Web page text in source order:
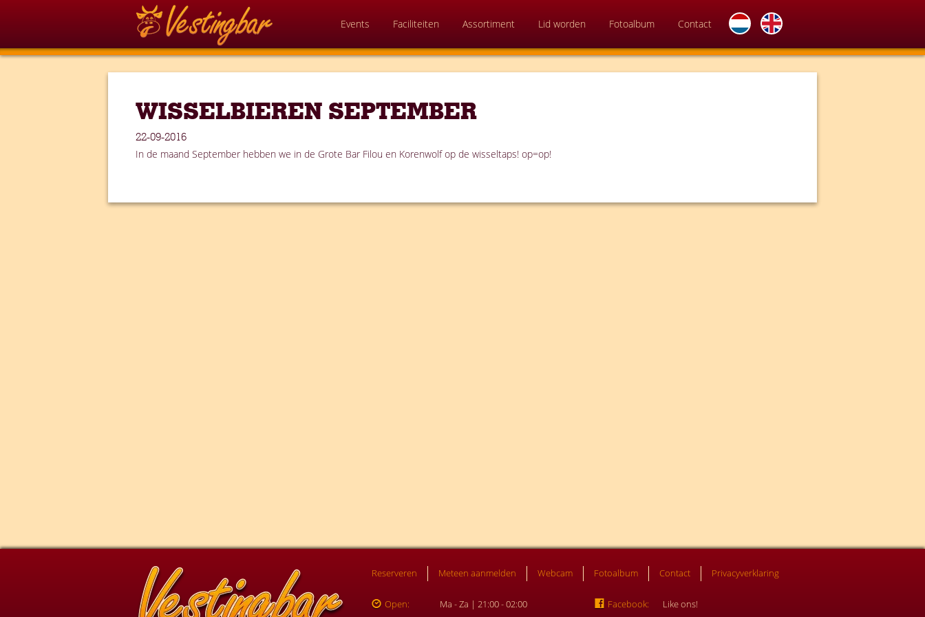
Events Faciliteiten Assortiment Lid worden Fotoalbum Contact
WISSELBIEREN SEPTEMBER
22-09-2016
In de maand September hebben we in de Grote Bar Filou en Korenwolf op de wisseltaps! op=op!
Reserveren Meteen aanmelden Webcam Fotoalbum Contact Privacyverklaring
Open: Ma - Za | 21:00 - 02:00 Facebook: Like ons!